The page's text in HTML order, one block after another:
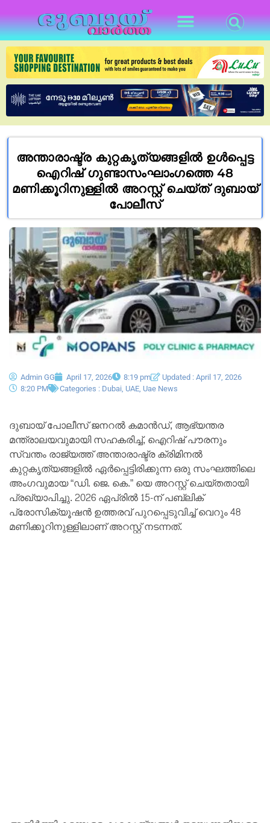
അന്താരാഷ്ട്ര കുറ്റകൃത്യങ്ങളിൽ ഉൾപ്പെട്ട
ഐറിഷ് ഗുണ്ടാസംഘാംഗത്തെ 48
മണിക്കൂറിനുള്ളിൽ അറസ്റ്റ് ചെയ്ത് ദുബായ്
പോലീസ്
Admin GG April 17, 2026 8:19 pm
Updated : April 17, 2026
8:20 PM
Categories : Dubai UAE Uae News
ദുബായ് പോലീസ് ജനറൽ കമാൻഡ്, ആഭ്യന്തര
മന്ത്രാലയവുമായി സഹകരിച്ച്, ഐറിഷ് പൗരനും
സ്വന്തം രാജ്യത്ത് അന്താരാഷ്ട്ര ക്രിമിനൽ
കുറ്റകൃത്യങ്ങളിൽ ഏർപ്പെട്ടിരിക്കുന്ന ഒരു സംഘത്തിലെ
അംഗവുമായ “ഡി. ജെ. കെ.” യെ അറസ്റ്റ് ചെയ്തതായി
പ്രഖ്യാപിച്ചു. 2026 ഏപ്രിൽ 15-ന് പബ്ലിക്
പ്രോസിക്യൂഷൻ ഉത്തരവ് പുറപ്പെടുവിച്ച് വെറും 48
മണിക്കൂറിനുള്ളിലാണ് അറസ്റ്റ് നടന്നത്.